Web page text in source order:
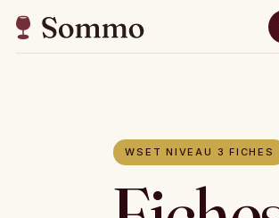
WSET NIVEAU 3 FICHES